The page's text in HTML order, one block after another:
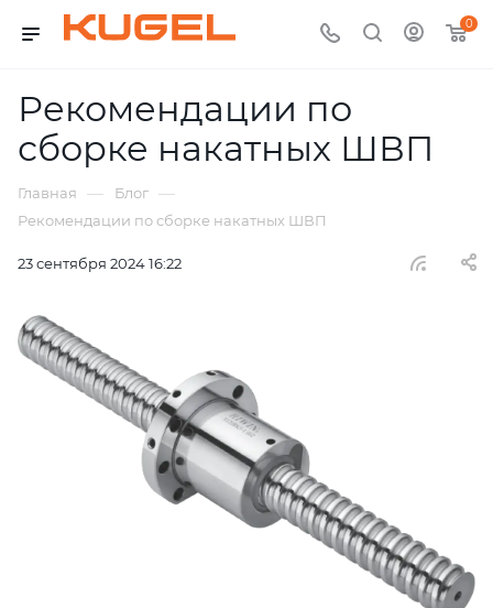
0
Рекомендации по
сборке накатных ШВП
Главная — Блог —
Рекомендации по сборке накатных ШВП
23 сентября 2024 16:22